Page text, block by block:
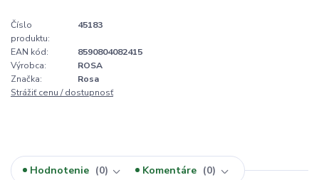
Číslo
produktu:
45183
EAN kód:
8590804082415
Výrobca:
ROSA
Značka:
Rosa
Strážiť cenu / dostupnosť
Hodnotenie 0 Komentáre 0